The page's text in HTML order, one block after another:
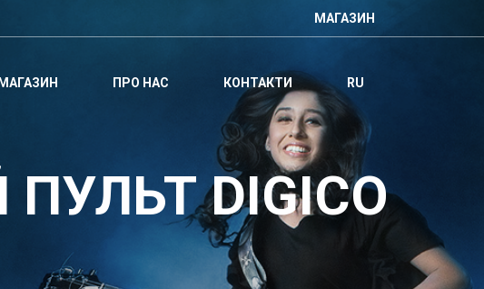
МАГАЗИН
МАГАЗИН ПРО НАС КОНТАКТИ RU
DIGICO